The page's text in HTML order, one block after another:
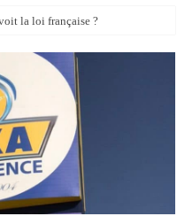
parmi les 200 premières